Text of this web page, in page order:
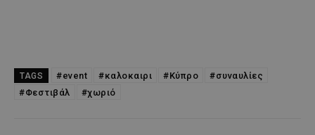
TAGS #event #καλοκαιρι #Κύπρο
#συναυλίες
#Φεστιβάλ
#χωριό